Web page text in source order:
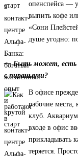
опенспейса —
выпить кофе
«Сони
душе угодно:
— Быть может, есть
с пираньями?
В офисе
рабочие места,
клуб.
входе в офис
прикладывать
теряется.